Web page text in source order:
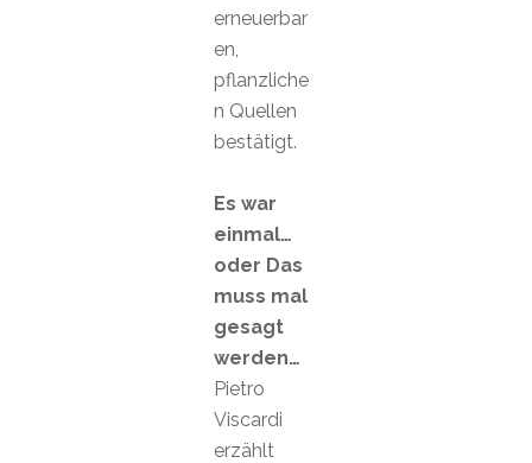
erneuerbar
en,
pflanzliche
n Quellen
bestätigt.
Es war
einmal…
oder Das
muss mal
gesagt
werden…
Pietro
Viscardi
erzählt